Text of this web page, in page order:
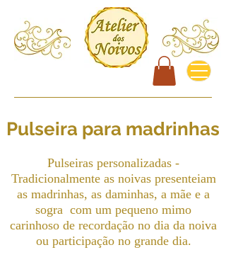
Pulseira para madrinhas
Pulseiras personalizadas -
Tradicionalmente as noivas presenteiam
as madrinhas, as daminhas, a mãe e a
sogra com um pequeno mimo
carinhoso de recordação no dia da noiva
ou participação no grande dia.